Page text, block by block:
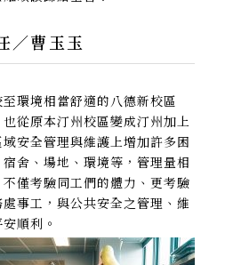
／曹玉玉
環境相當舒適的八德新校區
從原本汀州校區變成汀州加上
安全管理與維護上增加許多困
舍、場地、環境等，管理量相
僅考驗同工們的體力、更考驗
事工，與公共安全之管理、維
順利。